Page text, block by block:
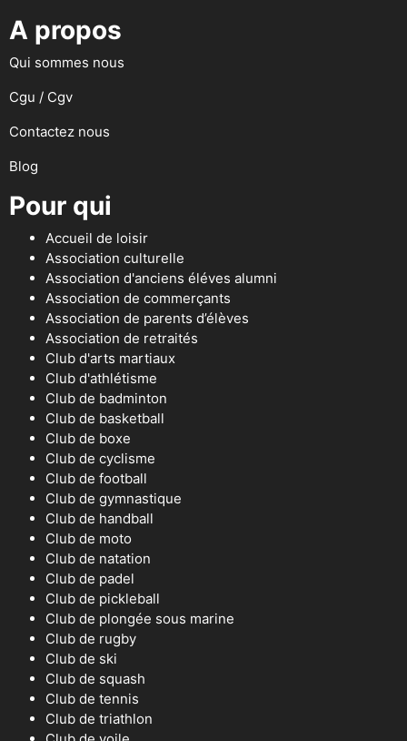
A propos
Qui sommes nous
Cgu / Cgv
Contactez nous
Blog
Pour qui
Accueil de loisir
Association culturelle
Association d'anciens éléves alumni
Association de commerçants
Association de parents d’élèves
Association de retraités
Club d'arts martiaux
Club d'athlétisme
Club de badminton
Club de basketball
Club de boxe
Club de cyclisme
Club de football
Club de gymnastique
Club de handball
Club de moto
Club de natation
Club de padel
Club de pickleball
Club de plongée sous marine
Club de rugby
Club de ski
Club de squash
Club de tennis
Club de triathlon